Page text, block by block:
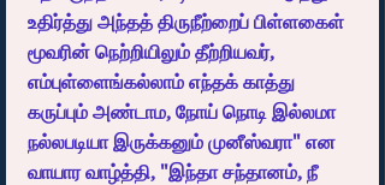
உதிர்த்து அந்தத் திருநீற்றைப் பிள்ளகைள்
மூவரின் நெற்றியிலும் தீற்றியவர்,
எம்புள்ளைங்கல்லாம் எந்தக் காத்து
கருப்பும் அண்டாம, நோய் நொடி இல்லமா
நல்லபடியா இருக்கனும் முனீஸ்வரா" என
வாயார வாழ்த்தி, "இந்தா சந்தானம், நீ